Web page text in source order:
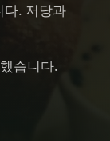
다. 저당과
습니다.